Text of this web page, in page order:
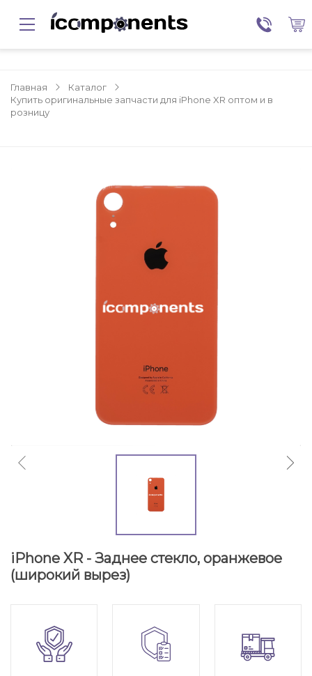
Главная
Каталог
Купить оригинальные запчасти для iPhone XR оптом и в
розницу
iPhone XR - Заднее стекло, оранжевое
(широкий вырез)